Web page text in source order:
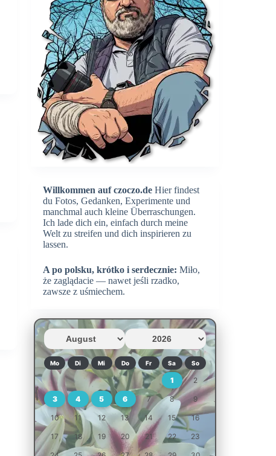
Willkommen auf czoczo.de Hier findest
du Fotos, Gedanken, Experimente und
manchmal auch kleine Überraschungen.
Ich lade dich ein, einfach durch meine
Welt zu streifen und dich inspirieren zu
lassen.
A po polsku, krótko i serdecznie: Miło,
że zaglądacie — nawet jeśli rzadko,
zawsze z uśmiechem.
Mo Di Mi Do Fr Sa So
1 2
3 4 5 6 7 8 9
10 11 12 13 14 15 16
17 18 19 20 21 22 23